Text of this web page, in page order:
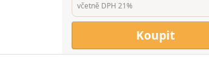
včetně DPH 21%
Koupit